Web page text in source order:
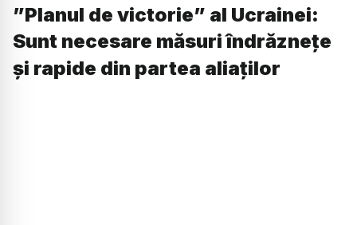
”Planul de victorie” al Ucrainei:
Sunt necesare măsuri îndrăznețe
și rapide din partea aliaților